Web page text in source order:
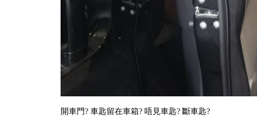
開車門? 車匙留在車箱? 唔見車匙? 斷車匙?